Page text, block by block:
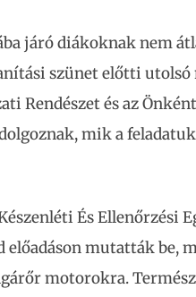
járó diákoknak nem
szünet előtti utolsó
Rendészet és az
mik a
És Ellenőrzési
mutatták be,
motorokra.